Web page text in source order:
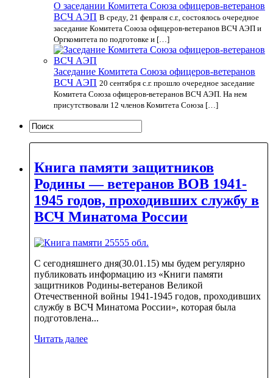
О заседании Комитета Союза офицеров-ветеранов
ВСЧ АЭП В среду, 21 февраля с.г., состоялось очередное
заседание Комитета Союза офицеров-ветеранов ВСЧ АЭП и
Оргкомитета по подготовке и […]
Заседание Комитета Союза офицеров-ветеранов
ВСЧ АЭП 20 сентября с.г. прошло очередное заседание
Комитета Союза офицеров-ветеранов ВСЧ АЭП. На нем
присутствовали 12 членов Комитета Союза […]
Книга памяти защитников
Родины — ветеранов ВОВ 1941-
1945 годов, проходивших службу в
ВСЧ Минатома России
С сегодняшнего дня(30.01.15) мы будем регулярно
публиковать информацию из «Книги памяти
защитников Родины-ветеранов Великой
Отечественной войны 1941-1945 годов, проходивших
службу в ВСЧ Минатома России», которая была
подготовлена...
Читать далее